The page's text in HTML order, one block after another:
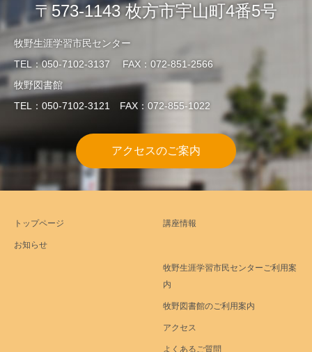
〒573-1143 枚方市宇山町4番5号
牧野生涯学習市民センター
TEL：050-7102-3137 FAX：072-851-2566
牧野図書館
TEL：050-7102-3121 FAX：072-855-1022
アクセスのご案内
トップページ
お知らせ
講座情報
牧野生涯学習市民センターご利用案
内
牧野図書館のご利用案内
アクセス
よくあるご質問